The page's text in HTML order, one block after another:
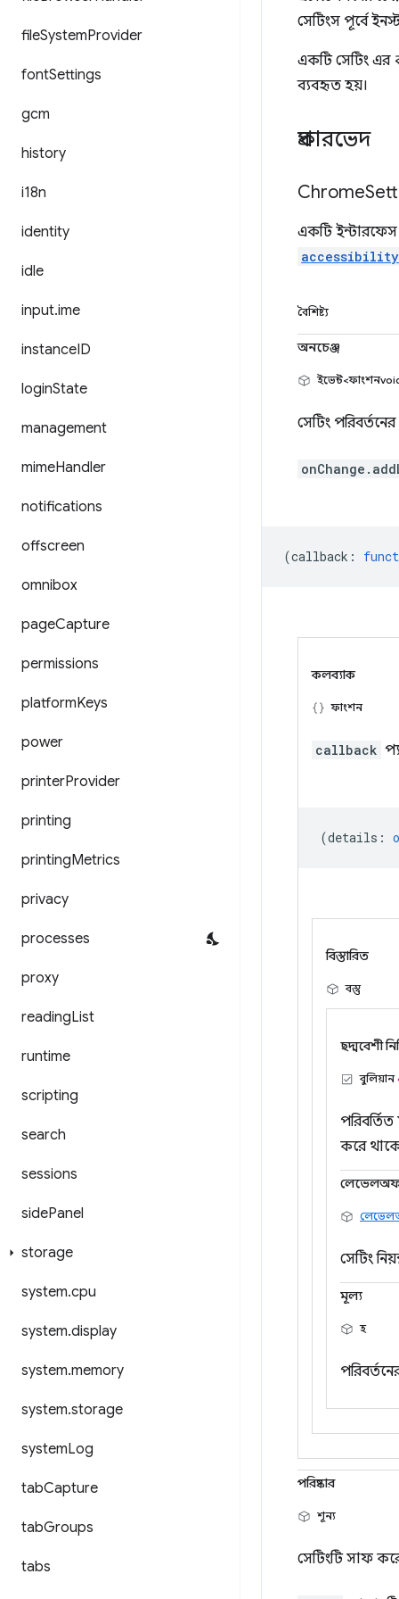
fileSystemProvider
fontSettings
gcm
history
i18n
identity
idle
input.ime
instanceID
loginState
management
mimeHandler
notifications
offscreen
omnibox
pageCapture
permissions
platformKeys
power
printerProvider
printing
printingMetrics
privacy
processes
proxy
readingList
runtime
scripting
search
sessions
sidePanel
storage
system.cpu
system.display
system.memory
system.storage
systemLog
tabCapture
tabGroups
tabs
সেটিংস পূর্বে
একটি সেটিং এর
ব্যবহৃত হয়।
প্রকারভেদ
Chrome
একটি ইন্টারফেস
বৈশিষ্ট্য
অনচেঞ্জ
সেটিং
(callback :
কলব্যাক
ফাংশন
callback
(details :
বিস্তারিত
বস্তু
ছদ্মবেশী
বুলিয়ান
করে
সেটিং
মূল্য
হ
পরিষ্কার
শূন্য
সেটিংটি সাফ